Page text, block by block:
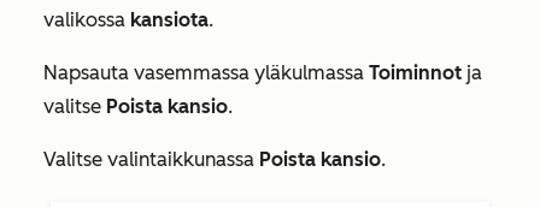
valikossa kansiota.
Napsauta vasemmassa yläkulmassa Toiminnot ja
valitse Poista kansio.
Valitse valintaikkunassa Poista kansio.